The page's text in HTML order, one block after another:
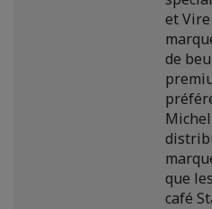
et
de
que
café